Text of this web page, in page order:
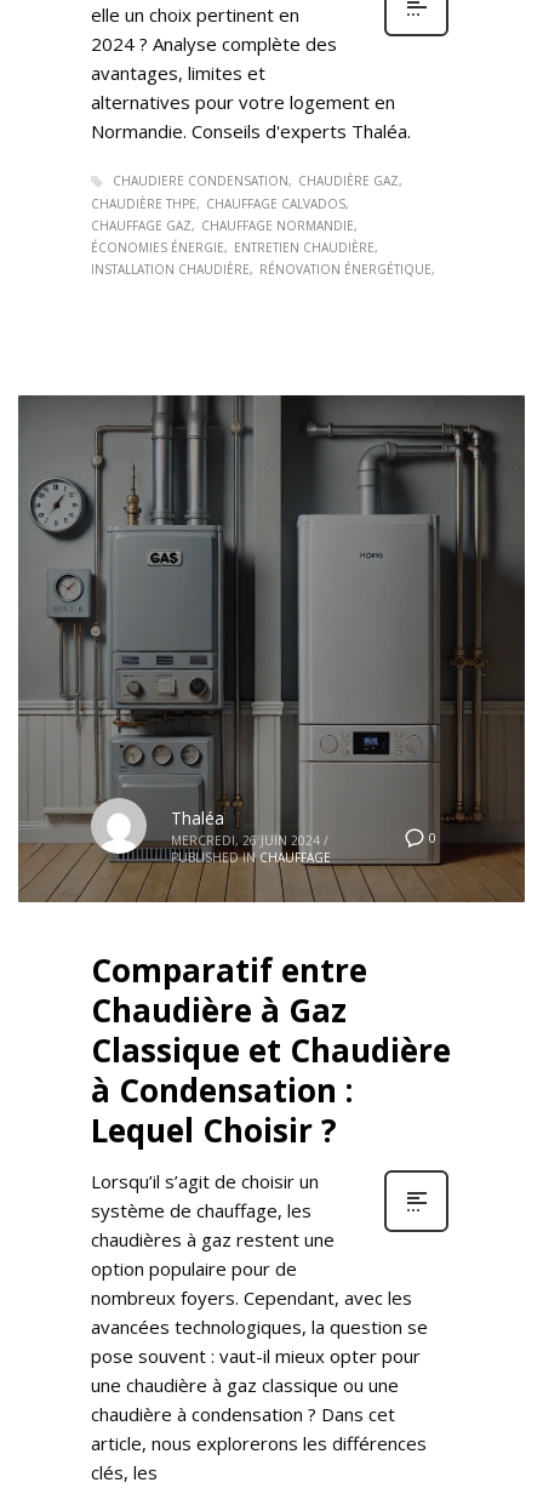
elle un choix pertinent en
2024 ? Analyse complète des
avantages, limites et
alternatives pour votre logement en
Normandie. Conseils d'experts Thaléa.
CHAUDIERE CONDENSATION
CHAUDIÈRE GAZ
CHAUDIÈRE THPE
CHAUFFAGE CALVADOS
CHAUFFAGE GAZ
CHAUFFAGE NORMANDIE
ÉCONOMIES ÉNERGIE
ENTRETIEN CHAUDIÈRE
INSTALLATION CHAUDIÈRE
RÉNOVATION ÉNERGÉTIQUE
0
Thaléa
MERCREDI, 26 JUIN 2024 /
PUBLISHED IN CHAUFFAGE
Comparatif entre
Chaudière à Gaz
Classique et Chaudière
à Condensation :
Lequel Choisir ?
Lorsqu’il s’agit de choisir un
système de chauffage, les
chaudières à gaz restent une
option populaire pour de
nombreux foyers. Cependant, avec les
avancées technologiques, la question se
pose souvent : vaut-il mieux opter pour
une chaudière à gaz classique ou une
chaudière à condensation ? Dans cet
article, nous explorerons les différences
clés, les